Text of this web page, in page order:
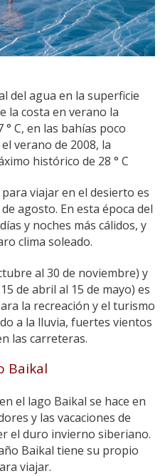
del agua en la superficie
la costa en verano la
C, en las bahías poco
verano de 2008, la
histórico de 28 ° C
viajar en el desierto es
agosto. En esta época del
y noches más cálidos, y
clima soleado.
al 30 de noviembre) y
de abril al 15 de mayo) es
la recreación y el turismo
a la lluvia, fuertes vientos
las carreteras.
Baikal
el lago Baikal se hace en
y las vacaciones de
el duro invierno siberiano.
Baikal tiene su propio
viajar.